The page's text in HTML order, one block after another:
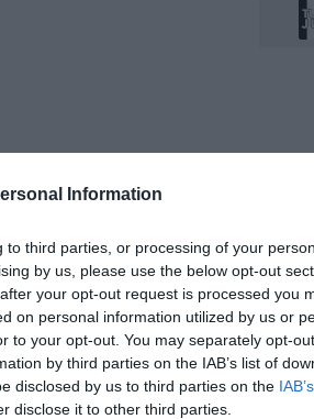
Information
third parties, or processing of your
by us, please use the below opt-out
your opt-out request is processed you
on personal information utilized by us or
to your opt-out. You may separately opt-
by third parties on the IAB’s list of
disclosed by us to third parties on the
disclose it to other third parties.
Migliorerebbe,
senz'altro seguire le
storia".